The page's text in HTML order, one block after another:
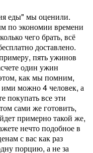
еды" мы оценили.
по экономии времени
чего брать, всё
доставлено.
пять ужинов
один ужин
как мы помним,
можно 4 человек, а
покупать все эти
сами же готовить,
примерно такой же,
нечто подобное в
с вас как раз
порцию, а не за